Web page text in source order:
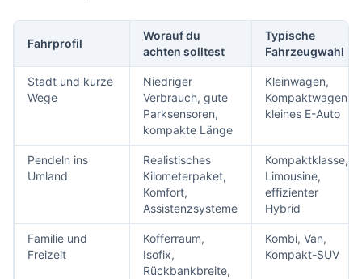
Fahrprofil
Worauf du
achten solltest
Typische
Fahrzeugwahl
Stadt und kurze
Wege
Niedriger
Verbrauch, gute
Parksensoren,
kompakte Länge
Kleinwagen,
Kompaktwagen,
kleines E-Auto
Pendeln ins
Umland
Realistisches
Kilometerpaket,
Komfort,
Assistenzsysteme
Kompaktklasse,
Limousine,
effizienter
Hybrid
Familie und
Freizeit
Kofferraum,
Isofix,
Rückbankbreite,
Kombi, Van,
Kompakt-SUV